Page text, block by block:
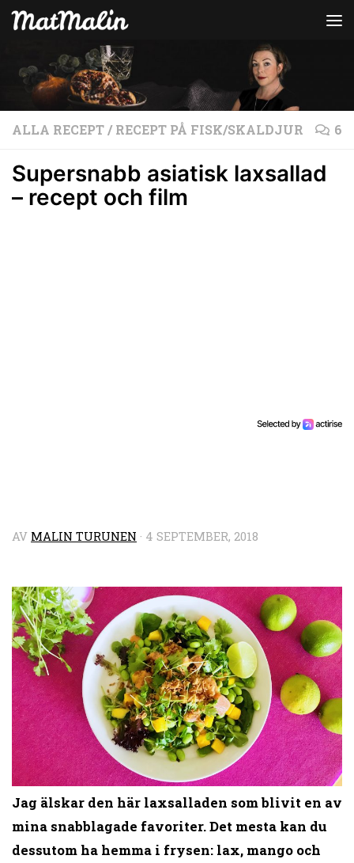
Hoppa till innehåll
ALLA RECEPT/ RECEPT PÅ FISK/SKALDJUR 6
Supersnabb asiatisk laxsallad
– recept och film
AV MALIN TURUNEN · 4 SEPTEMBER, 2018
Jag älskar den här laxsalladen som blivit en av
mina snabblagade favoriter. Det mesta kan du
dessutom ha hemma i frysen: lax, mango och